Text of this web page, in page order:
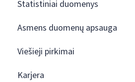
Statistiniai duomenys
Asmens duomenų apsauga
Viešieji pirkimai
Karjera